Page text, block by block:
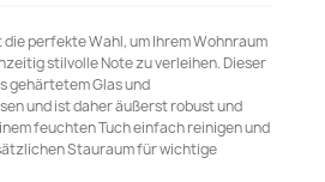
perfekte Wahl, um Ihrem Wohnraum
stilvolle Note zu verleihen. Dieser
gehärtetem Glas und
und ist daher äußerst robust und
feuchten Tuch einfach reinigen und
Stauraum für wichtige